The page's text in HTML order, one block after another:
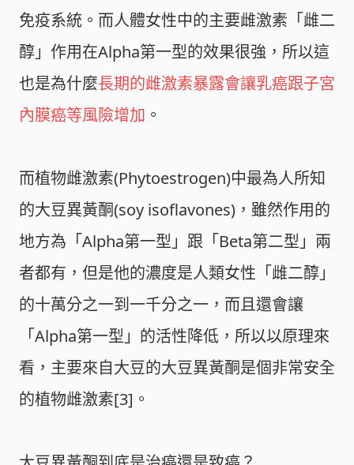
免疫系統。而人體女性中的主要雌激素「雌二
醇」作用在Alpha第一型的效果很強，所以這
也是為什麼長期的雌激素暴露會讓乳癌跟子宮
內膜癌等風險增加 。
而植物雌激素(Phytoestrogen)中最為人所知
的大豆異黃酮(soy isoflavones)，雖然作用的
地方為「Alpha第一型」跟「Beta第二型」兩
者都有，但是他的濃度是人類女性「雌二醇」
的十萬分之一到一千分之一，而且還會讓
「Alpha第一型」的活性降低，所以以原理來
看，主要來自大豆的大豆異黃酮是個非常安全
的植物雌激素[3]。